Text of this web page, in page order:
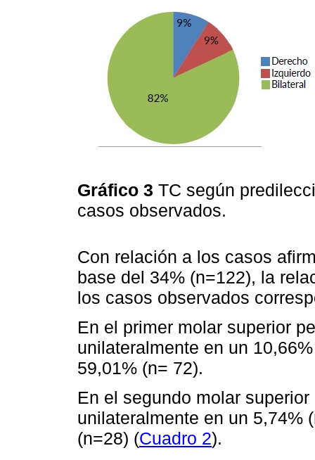
Gráfico 3 TC según
casos observados.
Con relación a los casos
base del 34% (n=122), la
los casos observados
En el primer molar superior
unilateralmente en un
59,01% (n= 72).
En el segundo molar
unilateralmente en un 5,74%
(n=28) (Cuadro 2).